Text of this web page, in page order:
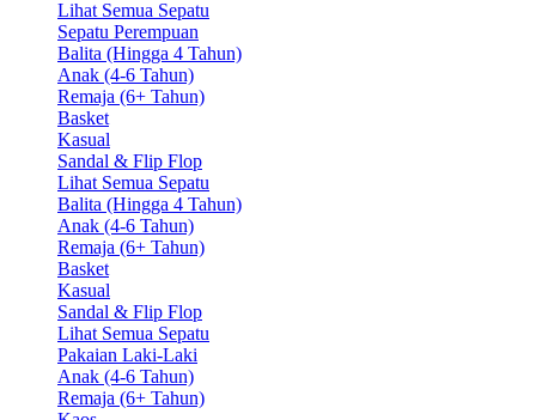
Lihat Semua Sepatu
Sepatu Perempuan
Balita (Hingga 4 Tahun)
Anak (4-6 Tahun)
Remaja (6+ Tahun)
Basket
Kasual
Sandal & Flip Flop
Lihat Semua Sepatu
Balita (Hingga 4 Tahun)
Anak (4-6 Tahun)
Remaja (6+ Tahun)
Basket
Kasual
Sandal & Flip Flop
Lihat Semua Sepatu
Pakaian Laki-Laki
Anak (4-6 Tahun)
Remaja (6+ Tahun)